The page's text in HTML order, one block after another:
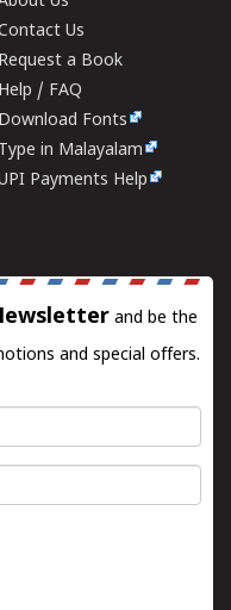
Us
Request a Book
Help / FAQ
Download Fonts
Type in Malayalam
Payments Help
and be the
and special offers.